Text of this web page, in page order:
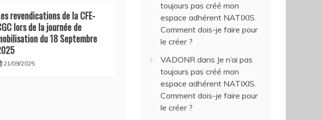
revendications de la CFE-
lors de la journée de
du 18 Septembre
21/09/2025
toujours pas créé mon
espace adhérent NATIXIS.
Comment dois-je faire pour
le créer ?
VADONR dans Je n’ai pas
toujours pas créé mon
espace adhérent NATIXIS.
Comment dois-je faire pour
le créer ?